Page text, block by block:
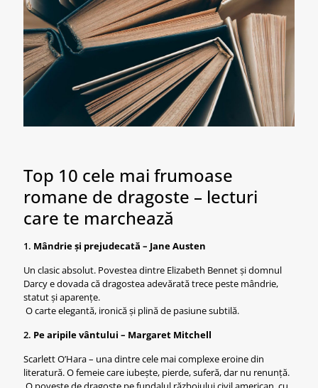
Top 10 cele mai frumoase
romane de dragoste – lecturi
care te marchează
1. Mândrie și prejudecată – Jane Austen
Un clasic absolut. Povestea dintre Elizabeth Bennet și domnul
Darcy e dovada că dragostea adevărată trece peste mândrie,
statut și aparențe.
O carte elegantă, ironică și plină de pasiune subtilă.
2. Pe aripile vântului – Margaret Mitchell
Scarlett O’Hara – una dintre cele mai complexe eroine din
literatură. O femeie care iubește, pierde, suferă, dar nu renunță.